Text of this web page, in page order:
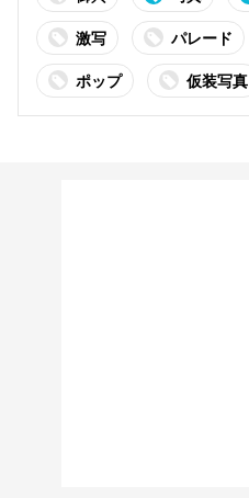
激写 パレード
ポップ 仮装写真